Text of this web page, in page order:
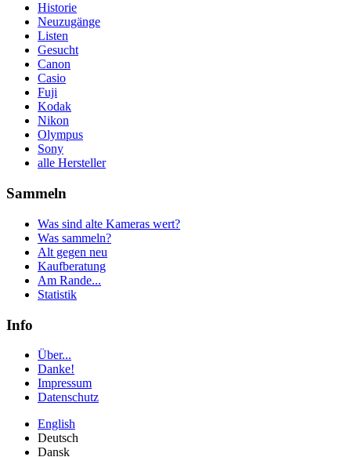
Historie
Neuzugänge
Listen
Gesucht
Canon
Casio
Fuji
Kodak
Nikon
Olympus
Sony
alle Hersteller
Sammeln
Was sind alte Kameras wert?
Was sammeln?
Alt gegen neu
Kaufberatung
Am Rande...
Statistik
Info
Über...
Danke!
Impressum
Datenschutz
English
Deutsch
Dansk